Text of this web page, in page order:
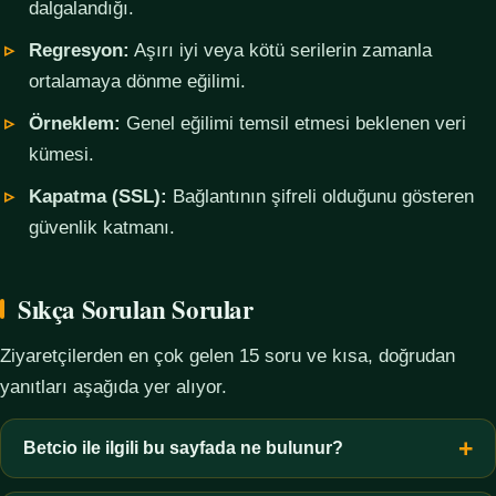
dalgalandığı.
Regresyon: Aşırı iyi veya kötü serilerin zamanla
ortalamaya dönme eğilimi.
Örneklem: Genel eğilimi temsil etmesi beklenen veri
kümesi.
Kapatma (SSL): Bağlantının şifreli olduğunu gösteren
güvenlik katmanı.
Sıkça Sorulan Sorular
Ziyaretçilerden en çok gelen 15 soru ve kısa, doğrudan
yanıtları aşağıda yer alıyor.
Betcio ile ilgili bu sayfada ne bulunur?
Bu sayfada yalnızca kavramsal bilgi, terim açıklamaları, veri